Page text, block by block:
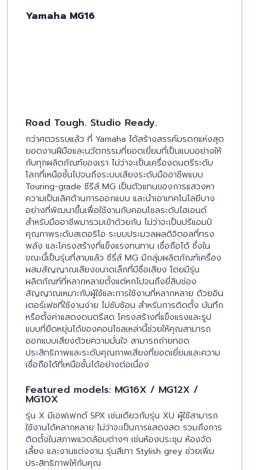
Yamaha MG16
Road Tough. Studio Ready.
กว่าศตวรรษแล้ว ที่ Yamaha ได้สร้างสรรค์มรดกแห่งสุด
ยอดงานฝีมือและนวัตกรรมที่ยอดเยี่ยมที่เป็นแบบอย่างให้
กับทุกผลิตภัณฑ์ของเรา ไม่ว่าจะเป็นเครื่องดนตรีระดับ
โลกที่เหนือชั้นไปจนถึงระบบเสียงระดับมืออาชีพแบบ
Touring-grade ซีรีส์ MG เป็นตัวแทนของการแสวงหา
ความเป็นเลิศด้านการออกแบบ และนำเอาเทคโนโลยีบาง
อย่างที่พัฒนาขึ้นเพื่อใช้งานกับคอนโซลระดับไฮเอนด์
สำหรับมืออาชีพมารวมเข้าด้วยกัน ไม่ว่าจะเป็นปรีแอมป์
คุณภาพระดับสเตอริโอ ระบบประมวลผลดิจิตอลที่ทรง
พลัง และโครงสร้างที่แข็งแรงทนทาน เชื่อถือได้ ซึ่งใน
ขณะนี้เป็นรุ่นที่สามแล้ว ซีรี่ส์ MG มีกลุ่มผลิตภัณฑ์เครื่อง
ผสมสัญญาณเสียงขนาดเล็กที่มีชื่อเสียง โดยมีรุ่น
ผลิตภัณฑ์ที่หลากหลายตั้งแต่หกไปจนถึงยี่สิบช่อง
สัญญาณเหมาะกับผู้ใช้และการใช้งานที่หลากหลาย ด้วยอิน
เตอร์เฟซที่ใช้งานง่าย ไม่ซับซ้อน สำหรับการติดตั้ง บันทึก
หรือตั้งค่าแสดงดนตรีสด โครงสร้างที่แข็งแรงและรูป
แบบที่ยืดหยุ่นได้ของคอนโซลเหล่านี้ช่วยให้คุณสามารถ
ออกแบบเสียงด้วยความมั่นใจ สามารถถ่ายทอด
ประสิทธิภาพและระดับคุณภาพเสียงที่ยอดเยี่ยมและความ
เชื่อถือได้ที่เหนือชั้นได้อย่างต่อเนื่อง
Featured models: MG16X / MG12X /
MG10X
รุ่น X มีเอฟเฟกต์ SPX เช่นเดียวกับรุ่น XU ผู้ใช้สามารถ
ใช้งานได้หลากหลาย ไม่ว่าจะเป็นการแสดงสด รวมถึงการ
ติดตั้งในสภาพแวดล้อมต่างๆ เช่นห้องประชุม ห้องจัด
เลี้ยง และงานแต่งงาน รุ่นสีเทา Stylish grey ช่วยเพิ่ม
ประสิทธิภาพให้กับคุณ